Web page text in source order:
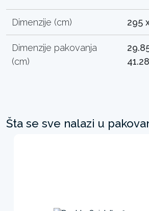
Dimenzije (cm) 295
Dimenzije pakovanja
(cm)
41.28
Šta se sve nalazi u